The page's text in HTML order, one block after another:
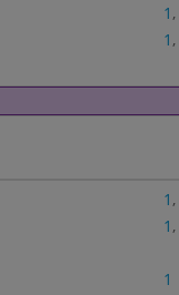
1 ,
1 ,
1 ,
1 ,
1